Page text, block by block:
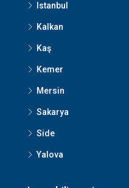
Istanbul
Kalkan
Kaş
Kemer
Mersin
Sakarya
Side
Yalova